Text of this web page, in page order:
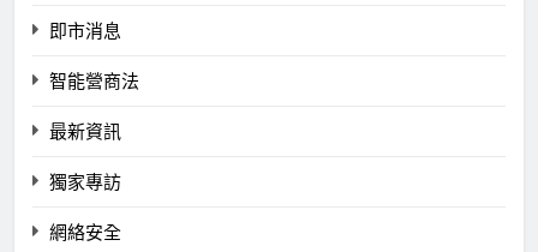
即市消息
智能營商法
最新資訊
獨家專訪
網絡安全